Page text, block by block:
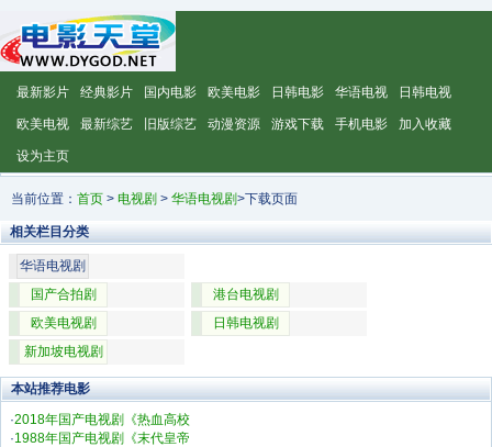
最新影片 经典影片 国内电影 欧美电影 日韩电影 华语电视 日韩电视
欧美电视 最新综艺 旧版综艺 动漫资源 游戏下载 手机电影 加入收藏
设为主页
当前位置： 首页 > 电视剧 > 华语电视剧>下载页面
相关栏目分类
华语电视剧
国产合拍剧
港台电视剧
欧美电视剧
日韩电视剧
新加坡电视剧
本站推荐电影
·2018年国产电视剧《热血高校
·1988年国产电视剧《末代皇帝